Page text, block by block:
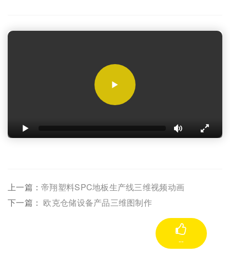
上一篇：帝翔塑料SPC地板生产线三维视频动画
下一篇： 欧克仓储设备产品三维图制作
--